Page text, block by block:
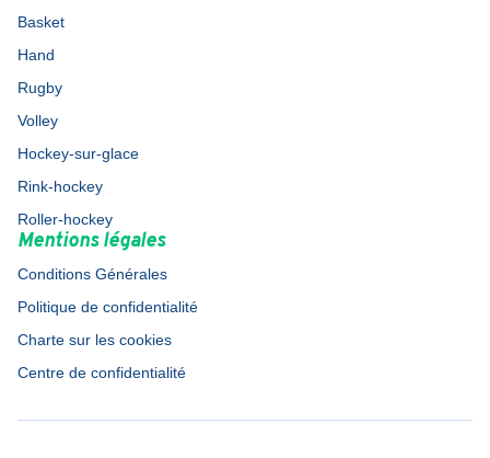
Basket
Hand
Rugby
Volley
Hockey-sur-glace
Rink-hockey
Roller-hockey
Mentions légales
Conditions Générales
Politique de confidentialité
Charte sur les cookies
Centre de confidentialité